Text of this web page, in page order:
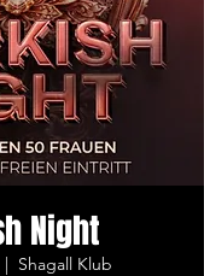
Night
Shagall Klub